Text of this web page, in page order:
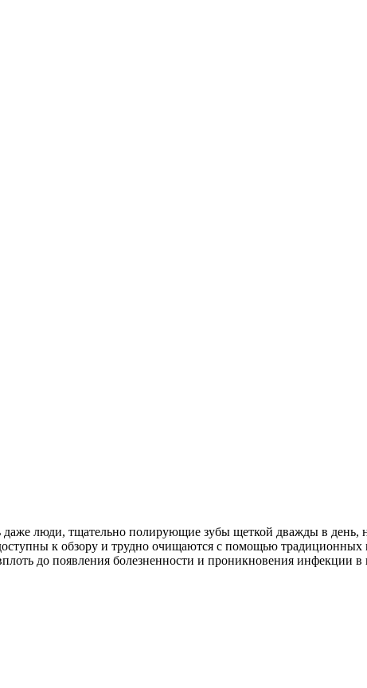
люди, тщательно полирующие зубы щеткой дважды в день,
к обзору и трудно очищаются с помощью
до появления болезненности и проникновения инфекции в